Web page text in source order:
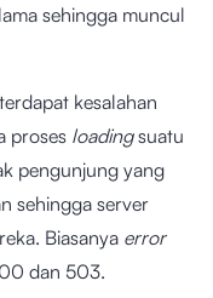
sehingga muncul
kesalahan
proses loadingsuatu
pengunjung yang
sehingga server
Biasanya error
dan 503.